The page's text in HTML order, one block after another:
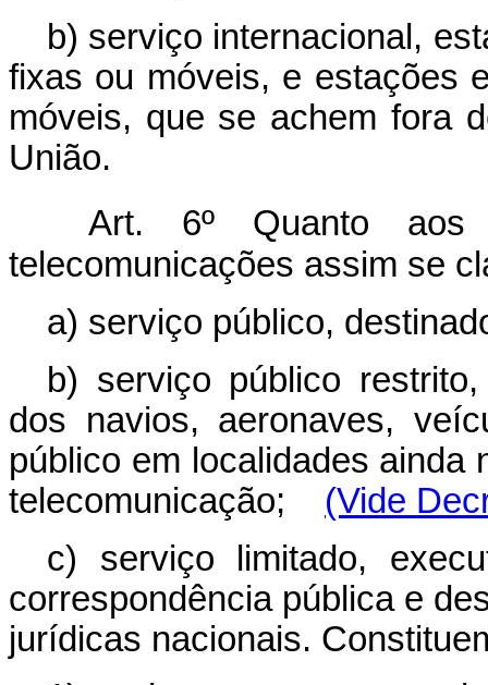
b) serviço internacional,
fixas ou móveis, e estações
móveis, que se achem fora
União.
Art. 6º Quanto
telecomunicações assim se
a) serviço público,
b) serviço público
dos navios, aeronaves,
público em localidades ainda
telecomunicação; (Vide
c) serviço limitado,
correspondência pública e
jurídicas nacionais.